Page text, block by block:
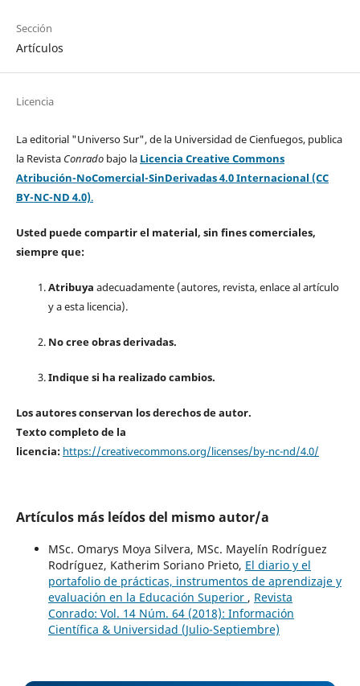
Sección
Artículos
Licencia
La editorial "Universo Sur", de la Universidad de Cienfuegos, publica
la Revista Conradobajo la Licencia Creative Commons
Atribución-NoComercial-SinDerivadas 4.0 Internacional (CC
BY-NC-ND 4.0).
Usted puede compartir el material, sin fines comerciales,
siempre que:
Atribuya adecuadamente (autores, revista, enlace al artículo
y a esta licencia).
No cree obras derivadas.
Indique si ha realizado cambios.
Los autores conservan los derechos de autor.
Texto completo de la
licencia: https://creativecommons.org/licenses/by-nc-nd/4.0/
Artículos más leídos del mismo autor/a
MSc. Omarys Moya Silvera, MSc. Mayelín Rodríguez
Rodríguez, Katherim Soriano Prieto, El diario y el
portafolio de prácticas, instrumentos de aprendizaje y
evaluación en la Educación Superior , Revista
Conrado: Vol. 14 Núm. 64 (2018): Información
Científica & Universidad (Julio-Septiembre)